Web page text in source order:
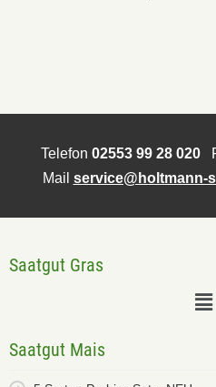
Telefon 02553 99 28 020
Mail service@holtmann-
Saatgut Gras
Saatgut Mais